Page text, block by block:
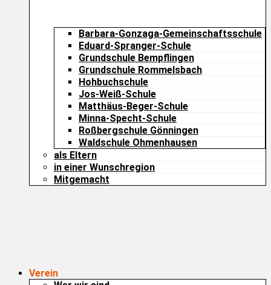
Barbara-Gonzaga-Gemeinschaftsschule
Eduard-Spranger-Schule
Grundschule Bempflingen
Grundschule Rommelsbach
Hohbuchschule
Jos-Weiß-Schule
Matthäus-Beger-Schule
Minna-Specht-Schule
Roßbergschule Gönningen
Waldschule Ohmenhausen
als Eltern
in einer Wunschregion
Mitgemacht
Verein